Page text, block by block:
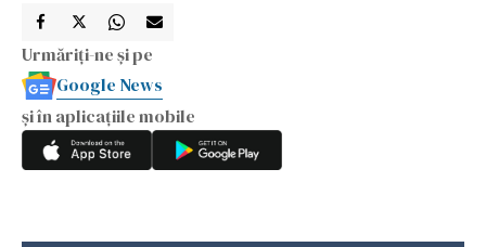
Urmăriți-ne și pe
Google News
și în aplicațiile mobile